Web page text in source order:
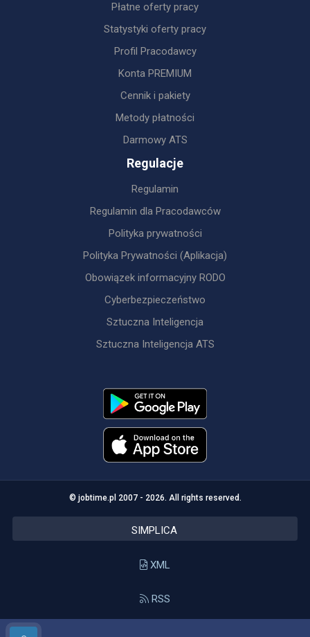
Płatne oferty pracy
Statystyki oferty pracy
Profil Pracodawcy
Konta PREMIUM
Cennik i pakiety
Metody płatności
Darmowy ATS
Regulacje
Regulamin
Regulamin dla Pracodawców
Polityka prywatności
Polityka Prywatności (Aplikacja)
Obowiązek informacyjny RODO
Cyberbezpieczeństwo
Sztuczna Inteligencja
Sztuczna Inteligencja ATS
© jobtime.pl 2007 - 2026. All rights reserved.
SIMPLICA
XML
RSS